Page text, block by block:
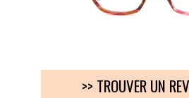
>> TROUVER UN